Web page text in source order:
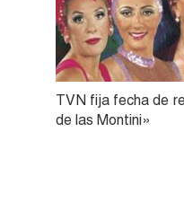
TVN fija fecha de
de las Montini»